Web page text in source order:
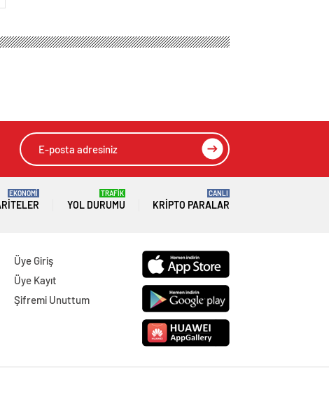
EKONOMİ
YOL DURUMU
TRAFİK
KRIPTO PARALAR
CANLI
Üye Giriş
Üye Kayıt
Şifremi Unuttum